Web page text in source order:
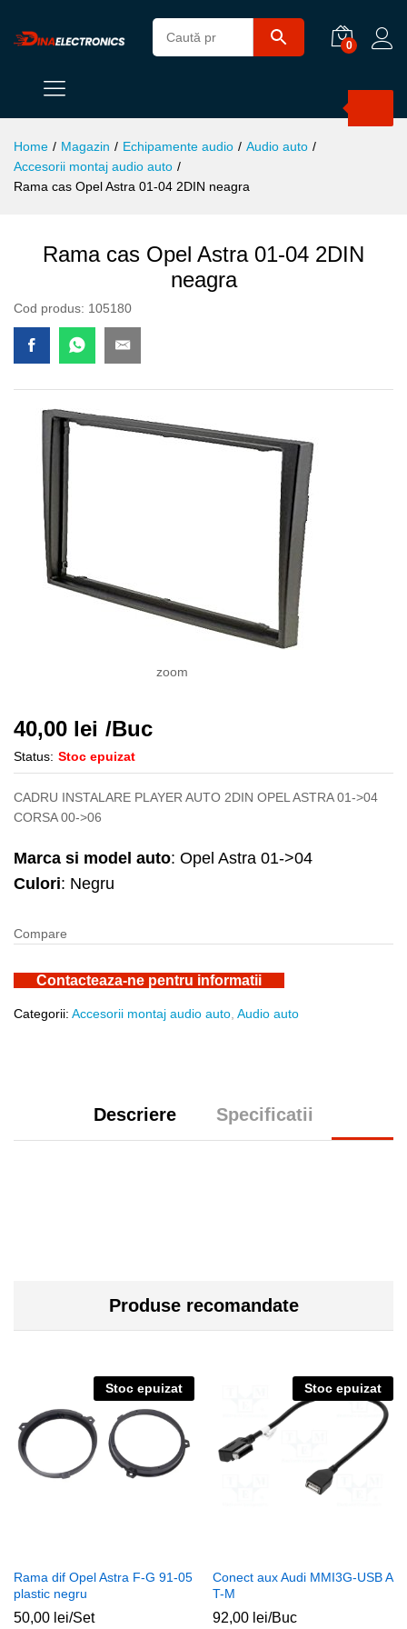
0
Home / Magazin / Echipamente audio / Audio auto /
Accesorii montaj audio auto /
Rama cas Opel Astra 01-04 2DIN neagra
Rama cas Opel Astra 01-04 2DIN
neagra
Cod produs: 105180
zoom
40,00 lei /Buc
Status: Stoc epuizat
CADRU INSTALARE PLAYER AUTO 2DIN OPEL ASTRA 01->04
CORSA 00->06
Marca si model auto: Opel Astra 01->04
Culori: Negru
Compare
Contacteaza-ne pentru informatii
Categorii: Accesorii montaj audio auto Audio auto
Descriere Specificatii
Produse recomandate
Stoc epuizat
Rama dif Opel Astra F-G 91-05
plastic negru
50,00 lei/Set
Stoc epuizat
Conect aux Audi MMI3G-USB A
T-M
92,00 lei/Buc